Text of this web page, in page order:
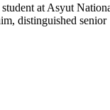
at Asyut
distinguished